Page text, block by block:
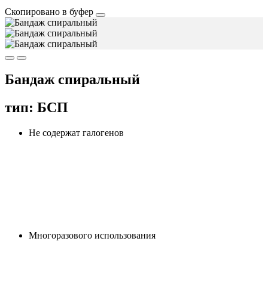
Скопировано в буфер
Бандаж спиральный
тип: БСП
Не содержат галогенов
Многоразового использования